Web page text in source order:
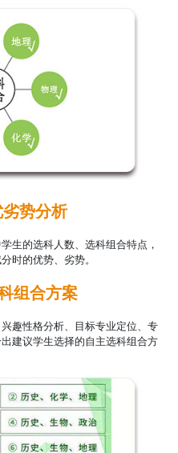
势分析
生的选科人数、选科组合特点，
时的优势、劣势。
组合方案
趣性格分析、目标专业定位、专
建议学生选择的自主选科组合方